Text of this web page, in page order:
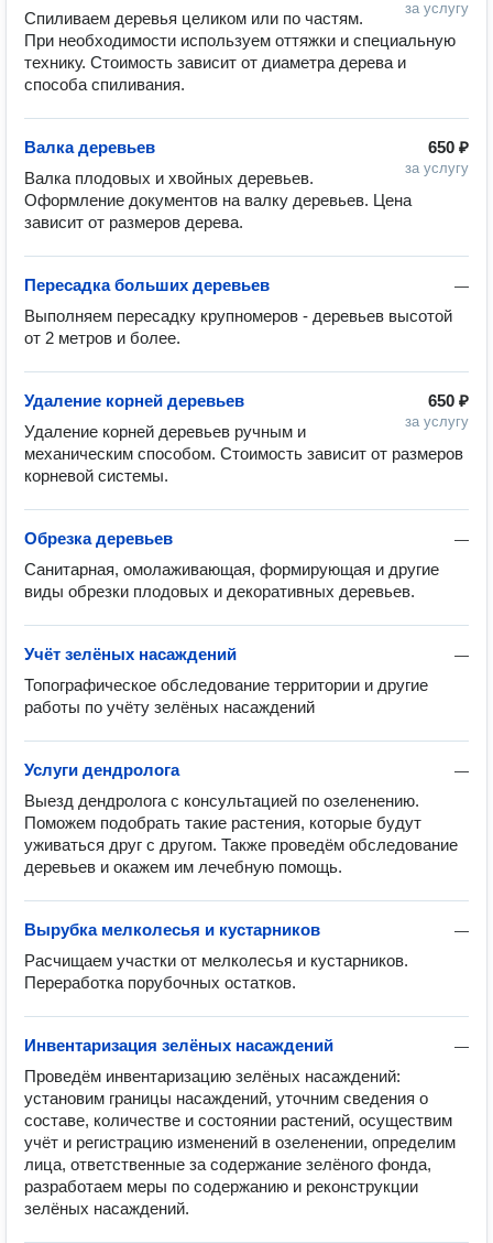
за услугу
Спиливаем деревья целиком или по частям.
При необходимости используем оттяжки и специальную
технику. Стоимость зависит от диаметра дерева и
способа спиливания.
650 ₽
за услугу
Валка деревьев
Валка плодовых и хвойных деревьев.
Оформление документов на валку деревьев. Цена
зависит от размеров дерева.
—
Пересадка больших деревьев
Выполняем пересадку крупномеров - деревьев высотой
от 2 метров и более.
650 ₽
за услугу
Удаление корней деревьев
Удаление корней деревьев ручным и
механическим способом. Стоимость зависит от размеров
корневой системы.
—
Обрезка деревьев
Санитарная, омолаживающая, формирующая и другие
виды обрезки плодовых и декоративных деревьев.
—
Учёт зелёных насаждений
Топографическое обследование территории и другие
работы по учёту зелёных насаждений
—
Услуги дендролога
Выезд дендролога с консультацией по озеленению.
Поможем подобрать такие растения, которые будут
уживаться друг с другом. Также проведём обследование
деревьев и окажем им лечебную помощь.
—
Вырубка мелколесья и кустарников
Расчищаем участки от мелколесья и кустарников.
Переработка порубочных остатков.
—
Инвентаризация зелёных насаждений
Проведём инвентаризацию зелёных насаждений:
установим границы насаждений, уточним сведения о
составе, количестве и состоянии растений, осуществим
учёт и регистрацию изменений в озеленении, определим
лица, ответственные за содержание зелёного фонда,
разработаем меры по содержанию и реконструкции
зелёных насаждений.